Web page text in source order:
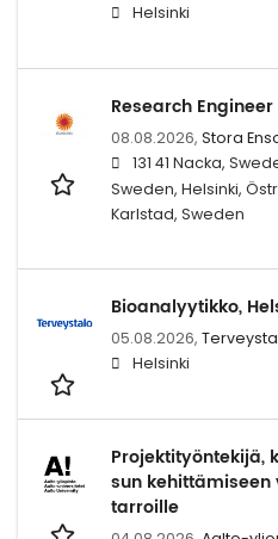
Helsinki
Research
08.08.2026, Stora
131 41 Nacka,
Sweden, Helsinki,
Karlstad, Sweden
Bioanalyytikko,
05.08.2026,
Helsinki
sun
tar­roil­le